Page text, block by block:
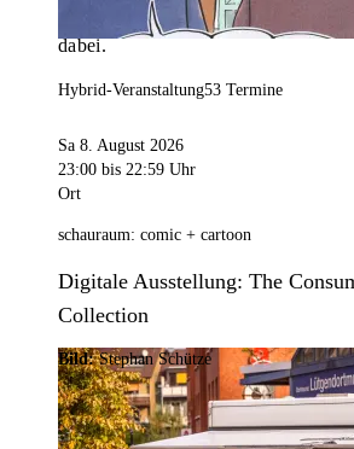
umfangreichste der Region. Hier ist
dabei.
Hybrid-Veranstaltung53 Termine
Sa 8. August 2026
23:00 bis 22:59 Uhr
Ort
schauraum: comic + cartoon
Digitale Ausstellung: The
Collection
Bild:Stephan Schütze